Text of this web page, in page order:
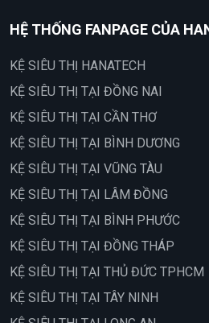
HỆ THỐNG FANPAGE CỦA
KỆ SIÊU THỊ HANATECH
KỆ SIÊU THỊ TẠI ĐỒNG NAI
KỆ SIÊU THỊ TẠI CẦN THƠ
KỆ SIÊU THỊ TẠI BÌNH DƯƠNG
KỆ SIÊU THỊ TẠI VŨNG TÀU
KỆ SIÊU THỊ TẠI LÂM ĐỒNG
KỆ SIÊU THỊ TẠI BÌNH PHƯỚC
KỆ SIÊU THỊ TẠI ĐỒNG THÁP
KỆ SIÊU THỊ TẠI THỦ ĐỨC TPHCM
KỆ SIÊU THỊ TẠI TÂY NINH